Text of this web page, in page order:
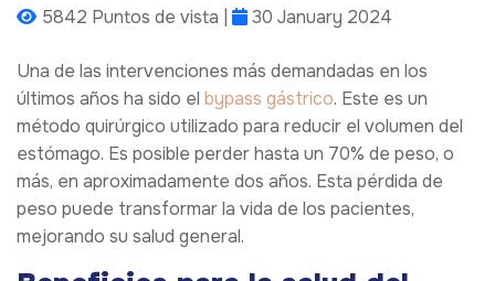
5842 Puntos de vista | 30 January 2024
Una de las intervenciones más demandadas en los
últimos años ha sido el bypass gástrico. Este es un
método quirúrgico utilizado para reducir el volumen del
estómago. Es posible perder hasta un 70% de peso, o
más, en aproximadamente dos años. Esta pérdida de
peso puede transformar la vida de los pacientes,
mejorando su salud general.